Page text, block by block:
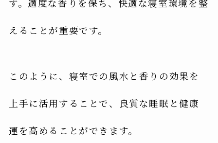
す。適度な香りを保ち、快適な寝室環境を整
えることが重要です。
このように、寝室での風水と香りの効果を
上手に活用することで、良質な睡眠と健康
運を高めることができます。